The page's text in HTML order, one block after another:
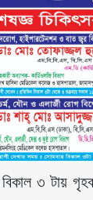
৩ টায়